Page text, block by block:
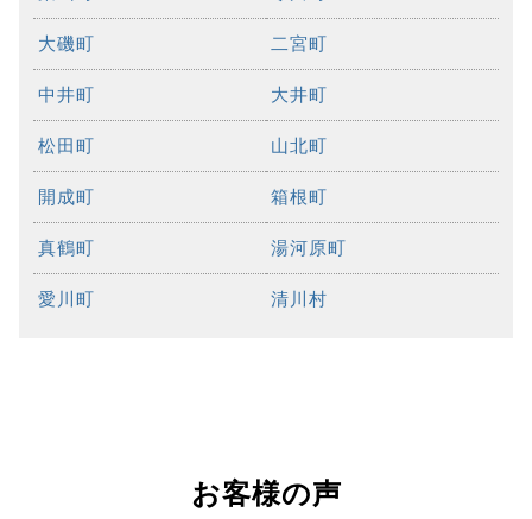
大磯町 二宮町
中井町 大井町
松田町 山北町
開成町 箱根町
真鶴町 湯河原町
愛川町 清川村
お客様の声